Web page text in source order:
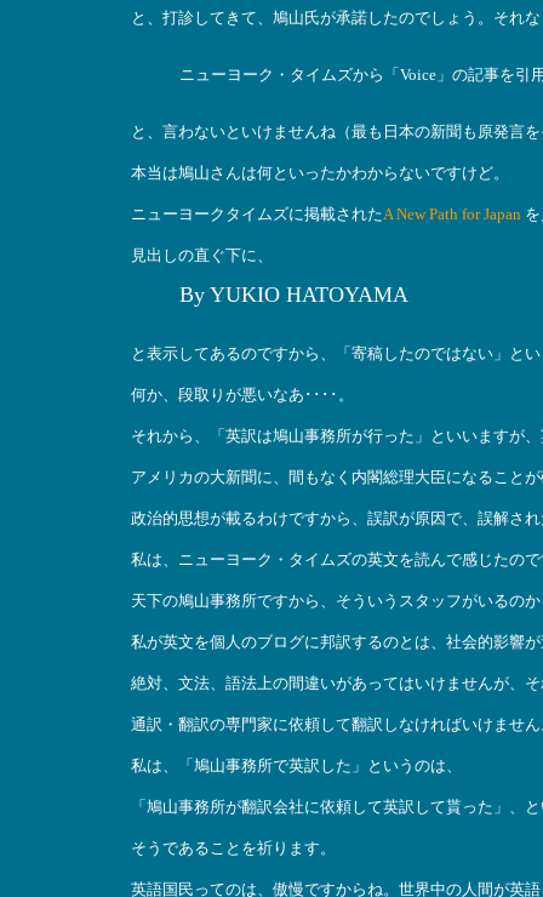
と、打診してきて、鳩山氏が承諾したのでしょう。それ
ニューヨーク・タイムズから「Voice」の記事を引
と、言わないといけませんね（最も日本の新聞も原発言
本当は鳩山さんは何といったかわからないですけど。
ニューヨークタイムズに掲載されたA New Path for Japan
見出しの直ぐ下に、
By YUKIO HATOYAMA
と表示してあるのですから、「寄稿したのではない」と
何か、段取りが悪いなあ････。
それから、「英訳は鳩山事務所が行った」といいますが
アメリカの大新聞に、間もなく内閣総理大臣になること
政治的思想が載るわけですから、誤訳が原因で、誤解さ
私は、ニューヨーク・タイムズの英文を読んで感じたの
天下の鳩山事務所ですから、そういうスタッフがいるの
私が英文を個人のブログに邦訳するのとは、社会的影響
絶対、文法、語法上の間違いがあってはいけませんが、
通訳・翻訳の専門家に依頼して翻訳しなければいけません
私は、「鳩山事務所で英訳した」というのは、
「鳩山事務所が翻訳会社に依頼して英訳して貰った」、
そうであることを祈ります。
英語国民ってのは、傲慢ですからね。世界中の人間が英